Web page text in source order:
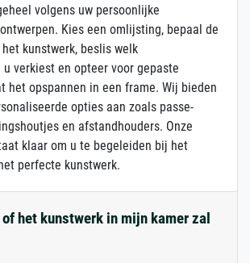
volgens uw persoonlijke
Kies een omlijsting, bepaal de
kunstwerk, beslis welk
verkiest en opteer voor gepaste
het opspannen in een frame. Wij bieden
opties aan zoals passe-
en afstandhouders. Onze
klaar om u te begeleiden bij het
perfecte kunstwerk.
het kunstwerk in mijn kamer zal